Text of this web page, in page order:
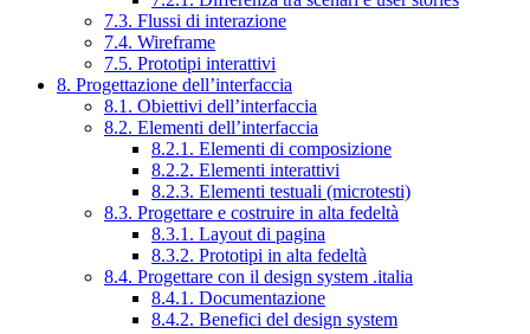
7.3. Flussi di interazione
7.4. Wireframe
7.5. Prototipi interattivi
8. Progettazione dell’interfaccia
8.1. Obiettivi dell’interfaccia
8.2. Elementi dell’interfaccia
8.2.1. Elementi di composizione
8.2.2. Elementi interattivi
8.2.3. Elementi testuali (microtesti)
8.3. Progettare e costruire in alta fedeltà
8.3.1. Layout di pagina
8.3.2. Prototipi in alta fedeltà
8.4. Progettare con il design system .italia
8.4.1. Documentazione
8.4.2. Benefici del design system